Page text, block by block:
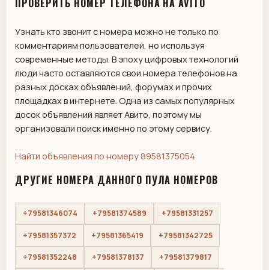
ПРОВЕРИТЬ НОМЕР ТЕЛЕФОНА НА AVITO
Узнать кто звонит с номера можно не только по
комментариям пользователей, но используя
современные методы. В эпоху цифровых технологий
люди часто оставляются свои номера телефонов на
разных досках объявлений, форумах и прочих
площадках в интернете. Одна из самых популярных
досок объявлений являет Авито, поэтому мы
организовали поиск именно по этому сервису.
Найти объявления по номеру 89581375054
ДРУГИЕ НОМЕРА ДАННОГО ПУЛА НОМЕРОВ
+79581346074 +79581374589 +79581331257
+79581357372 +79581365419 +79581342725
+79581352248 +79581378137 +79581379817